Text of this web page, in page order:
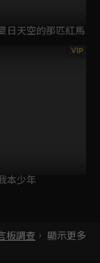
日天空的那匹紅馬
VIP
本少年
板調查 ， 顯示更多